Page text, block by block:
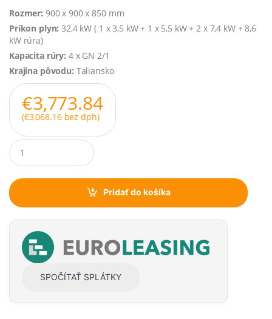
Rozmer: 900 x 900 x 850 mm
Príkon plyn: 32,4 kW ( 1 x 3,5 kW + 1 x 5,5 kW + 2 x 7,4 kW + 8,6
kW rúra)
Kapacita rúry: 4 x GN 2/1
Krajina pôvodu: Taliansko
€3,773.84
(€3,068.16bez dph)
Q
u
a
t
i
y
Pridať do košíka
SPOČÍTAŤ SPLÁTKY